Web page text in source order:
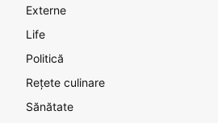
Externe
Life
Politică
Rețete culinare
Sănătate